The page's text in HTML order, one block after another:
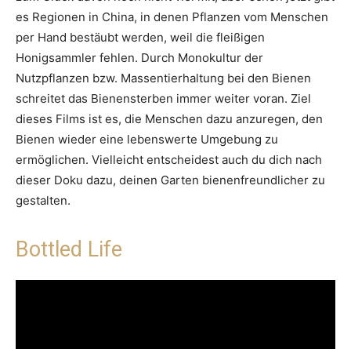
es Regionen in China, in denen Pflanzen vom Menschen
per Hand bestäubt werden, weil die fleißigen
Honigsammler fehlen. Durch Monokultur der
Nutzpflanzen bzw. Massentierhaltung bei den Bienen
schreitet das Bienensterben immer weiter voran. Ziel
dieses Films ist es, die Menschen dazu anzuregen, den
Bienen wieder eine lebenswerte Umgebung zu
ermöglichen. Vielleicht entscheidest auch du dich nach
dieser Doku dazu, deinen Garten bienenfreundlicher zu
gestalten.
Bottled Life